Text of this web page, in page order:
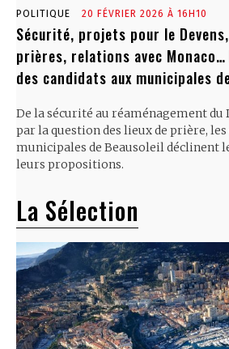
POLITIQUE 20 FÉVRIER 2026 À 16H10
Sécurité, projets pour le
prières, relations avec
des candidats aux municipales
De la sécurité au réaménagement du
par la question des lieux de prière,
municipales de Beausoleil déclinent
leurs propositions.
La Sélection